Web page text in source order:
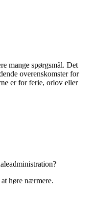
mange spørgsmål. Det
overenskomster for
er for ferie, orlov eller
høre nærmere.